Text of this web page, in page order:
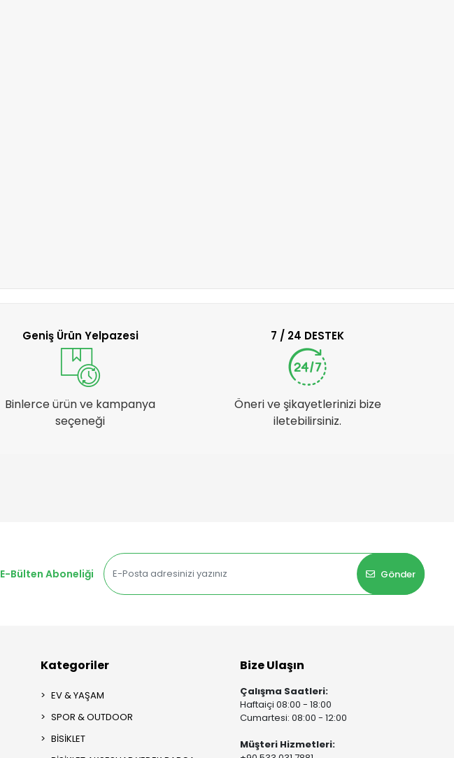
Geniş Ürün Yelpazesi
Binlerce ürün ve kampanya
seçeneği
7 / 24 DESTEK
Öneri ve şikayetlerinizi bize
iletebilirsiniz.
E-Bülten Aboneliği
Gönder
Kategoriler
EV & YAŞAM
SPOR & OUTDOOR
BİSİKLET
Bize Ulaşın
Çalışma Saatleri:
Haftaiçi 08:00 - 18:00
Cumartesi: 08:00 - 12:00
Müşteri Hizmetleri: